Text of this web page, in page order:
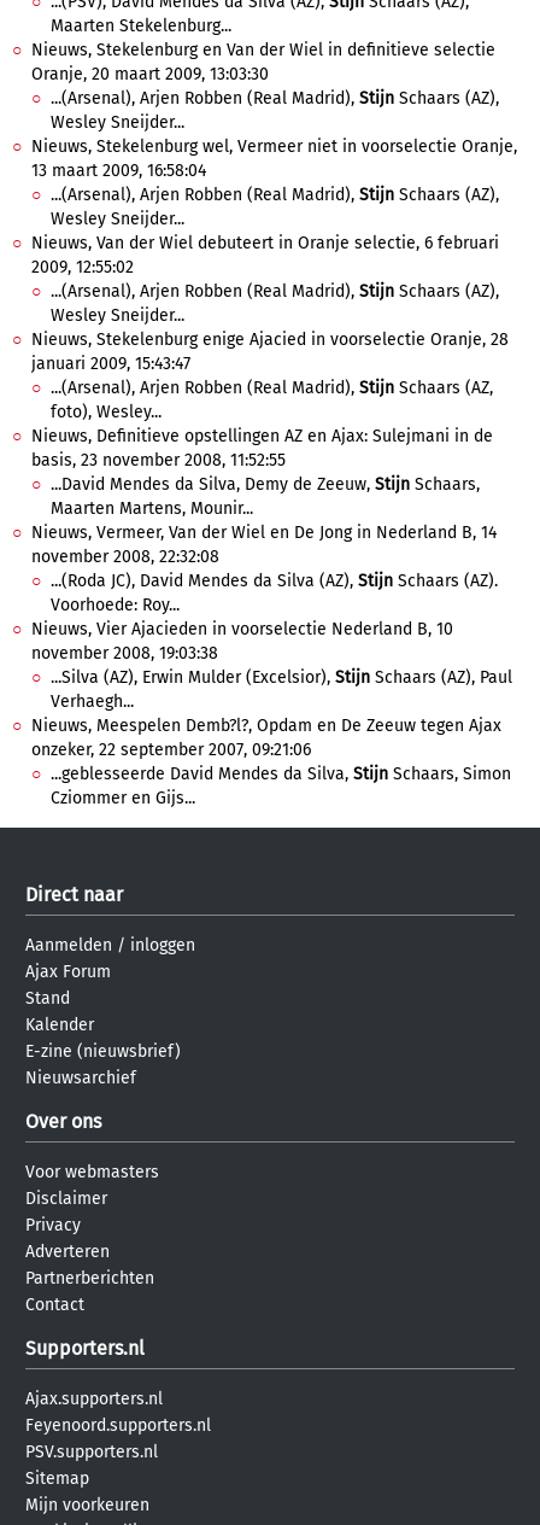
Maarten Stekelenburg...
Nieuws, Stekelenburg en Van der Wiel in definitieve selectie
Oranje, 20 maart 2009, 13:03:30
...(Arsenal), Arjen Robben (Real Madrid), Stijn Schaars (AZ),
Wesley Sneijder...
Nieuws, Stekelenburg wel, Vermeer niet in voorselectie Oranje,
13 maart 2009, 16:58:04
...(Arsenal), Arjen Robben (Real Madrid), Stijn Schaars (AZ),
Wesley Sneijder...
Nieuws, Van der Wiel debuteert in Oranje selectie, 6 februari
2009, 12:55:02
...(Arsenal), Arjen Robben (Real Madrid), Stijn Schaars (AZ),
Wesley Sneijder...
Nieuws, Stekelenburg enige Ajacied in voorselectie Oranje, 28
januari 2009, 15:43:47
...(Arsenal), Arjen Robben (Real Madrid), Stijn Schaars (AZ,
foto), Wesley...
Nieuws, Definitieve opstellingen AZ en Ajax: Sulejmani in de
basis, 23 november 2008, 11:52:55
...David Mendes da Silva, Demy de Zeeuw, Stijn Schaars,
Maarten Martens, Mounir...
Nieuws, Vermeer, Van der Wiel en De Jong in Nederland B, 14
november 2008, 22:32:08
...(Roda JC), David Mendes da Silva (AZ), Stijn Schaars (AZ).
Voorhoede: Roy...
Nieuws, Vier Ajacieden in voorselectie Nederland B, 10
november 2008, 19:03:38
...Silva (AZ), Erwin Mulder (Excelsior), Stijn Schaars (AZ), Paul
Verhaegh...
Nieuws, Meespelen Demb?l?, Opdam en De Zeeuw tegen Ajax
onzeker, 22 september 2007, 09:21:06
...geblesseerde David Mendes da Silva, Stijn Schaars, Simon
Cziommer en Gijs...
Direct naar
Aanmelden / inloggen
Ajax Forum
Stand
Kalender
E-zine (nieuwsbrief)
Nieuwsarchief
Over ons
Voor webmasters
Disclaimer
Privacy
Adverteren
Partnerberichten
Contact
Supporters.nl
Ajax.supporters.nl
Feyenoord.supporters.nl
PSV.supporters.nl
Sitemap
Mijn voorkeuren